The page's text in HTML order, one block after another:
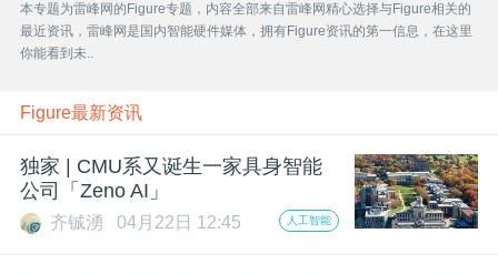
页
雷
峰
本专题为雷峰网的Figure专题，内容全部来自雷峰网精心选择与Figure相关的
最近资讯，雷峰网是国内智能硬件媒体，拥有Figure资讯的第一信息，在这里
你能看到未..
Figure最新资讯
独家 | CMU系⼜诞⽣⼀家具⾝智能
公司「Zeno AI」
齐铖湧 04月22日 12:45 人工智能